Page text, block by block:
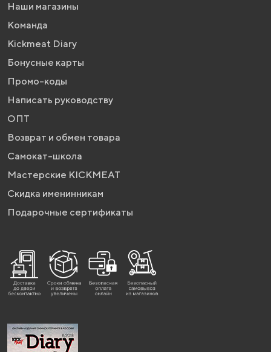
Наши магазины
Команда
Kickmeat Diary
Бонусные карты
Промо-коды
Написать руководству
ОПТ
Возврат и обмен товара
Самокат-школа
Мастерские KICKMEAT
Скидка именинникам
Подарочные сертификаты